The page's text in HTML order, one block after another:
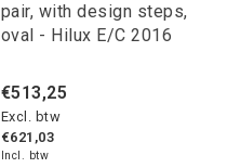
pair, with design steps,
oval - Hilux E/C 2016
€513,25
Excl. btw
€621,03
Incl. btw